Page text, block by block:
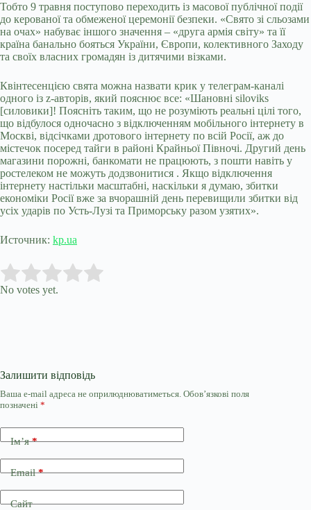
Тобто 9 травня поступово переходить із масової публічної події
до керованої та обмеженої церемонії безпеки. «Свято зі сльозами
на очах» набуває іншого значення – «друга армія світу» та її
країна банально бояться України, Європи, колективного Заходу
та своїх власних громадян із дитячими візками.
Квінтесенцією свята можна назвати крик у телеграм-каналі
одного із z-авторів, який пояснює все: «Шановні siloviks
[силовики]! Поясніть таким, що не розуміють реальні цілі того,
що відбулося одночасно з відключенням мобільного інтернету в
Москві, відсічками дротового інтернету по всій Росії, аж до
містечок посеред тайги в районі Крайньої Півночі. Другий день
магазини порожні, банкомати не працюють, з пошти навіть у
ростелеком не можуть додзвонитися . Якщо відключення
інтернету настільки масштабні, наскільки я думаю, збитки
економіки Росії вже за вчорашній день перевищили збитки від
усіх ударів по Усть-Лузі та Приморську разом узятих».
Источник: kp.ua
Rate this item:
No votes yet.
Залишити відповідь
Ваша e-mail адреса не оприлюднюватиметься. Обов’язкові поля
позначені *
Ім’я*
Email*
Сайт